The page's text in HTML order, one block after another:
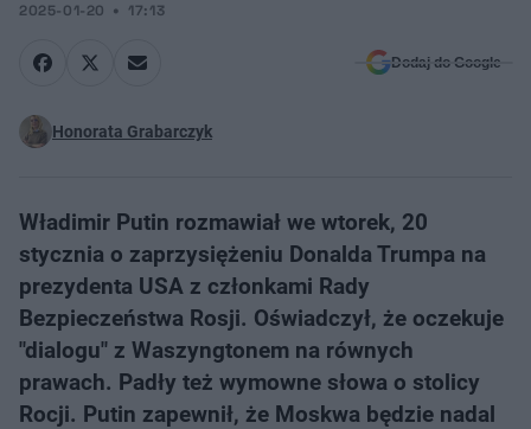
2025-01-20 17:13
Dodaj do Google
Honorata Grabarczyk
Władimir Putin rozmawiał we wtorek, 20
stycznia o zaprzysiężeniu Donalda Trumpa na
prezydenta USA z członkami Rady
Bezpieczeństwa Rosji. Oświadczył, że oczekuje
"dialogu" z Waszyngtonem na równych
prawach. Padły też wymowne słowa o stolicy
Rocji. Putin zapewnił, że Moskwa będzie nadal